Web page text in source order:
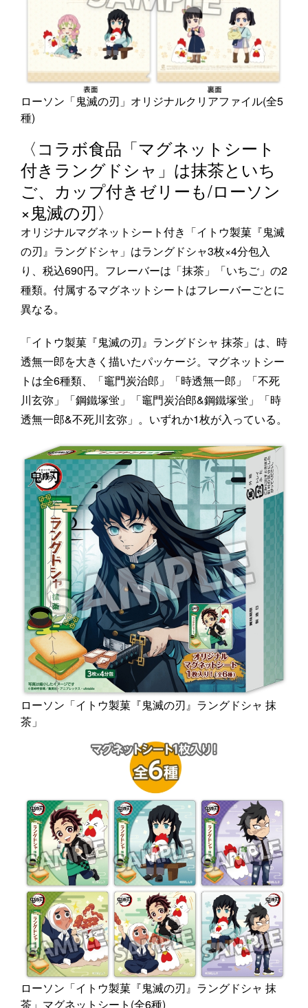
ローソン「鬼滅の刃」オリジナルクリアファイル(全5
種)
〈コラボ食品「マグネットシート
付きラングドシャ」は抹茶といち
ご、カップ付きゼリーも/ローソン
×鬼滅の刃〉
オリジナルマグネットシート付き「イトウ製菓『鬼滅
の刃』ラングドシャ」はラングドシャ3枚×4分包入
り、税込690円。フレーバーは「抹茶」「いちご」の2
種類。付属するマグネットシートはフレーバーごとに
異なる。
「イトウ製菓『鬼滅の刃』ラングドシャ 抹茶」は、時
透無一郎を大きく描いたパッケージ。マグネットシー
トは全6種類、「竈門炭治郎」「時透無一郎」「不死
川玄弥」「鋼鐵塚蛍」「竈門炭治郎&鋼鐵塚蛍」「時
透無一郎&不死川玄弥」。いずれか1枚が入っている。
ローソン「イトウ製菓『鬼滅の刃』ラングドシャ 抹
茶」
ローソン「イトウ製菓『鬼滅の刃』ラングドシャ 抹
茶」マグネットシート(全6種)